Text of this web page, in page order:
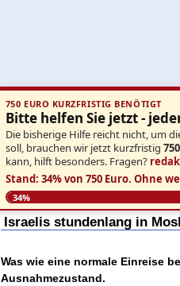
750 EURO KURZFRISTIG BENÖTIGT
Bitte helfen Sie jetzt -
Die bisherige Hilfe reicht nicht, um
soll, brauchen wir jetzt kurzfristig
kann, hilft besonders. Fragen?
Stand: 34% von 750 Euro. Ohne
34%
Israelis stundenlang in
Was wie eine normale Einreise
Ausnahmezustand.